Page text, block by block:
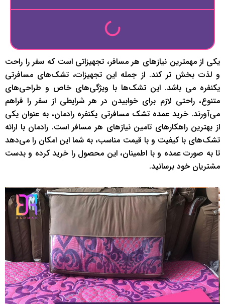
یکی از مهمترین نیازهای هر مسافر، تجهیزاتی است که سفر را راحت
و لذت بخش تر کند. از جمله این تجهیزات، تشک‌های مسافرتی
یکنفره می باشد. این تشک‌ها با ویژگی‌های خاص و طراحی‌های
متنوع، راحتی لازم برای خوابیدن در هر شرایطی از سفر را فراهم
می‌آورند. خرید عمده تشک مسافرتی یکنفره رادمان، به عنوان یکی
از بهترین راهکارهای تامین نیازهای هر مسافر است. رادمان با ارائه
تشک‌های با کیفیت و با قیمت مناسب، به شما این امکان را می‌دهد
تا به صورت عمده و با اطمینان، این محصول را خرید کرده و بدست
مشتریان خود برسانید.